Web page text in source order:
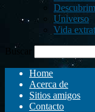
Universo
Vida
Buscar
Home
Acerca de
Sitios amigos
Contacto